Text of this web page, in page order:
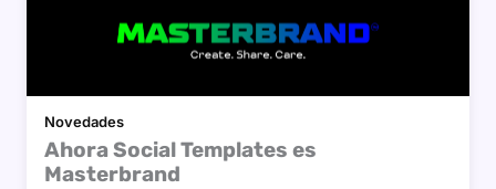
Novedades
Ahora Social Templates es
Masterbrand